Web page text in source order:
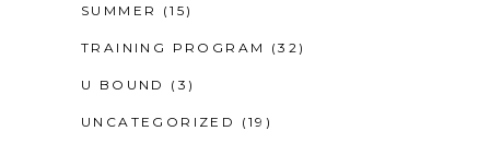
SUMMER (15)
TRAINING PROGRAM (32)
U BOUND (3)
UNCATEGORIZED (19)